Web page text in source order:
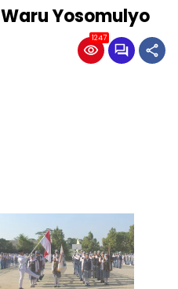
Yosomulyo
1247